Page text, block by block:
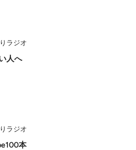
ラジオ
人へ
ラジオ
本